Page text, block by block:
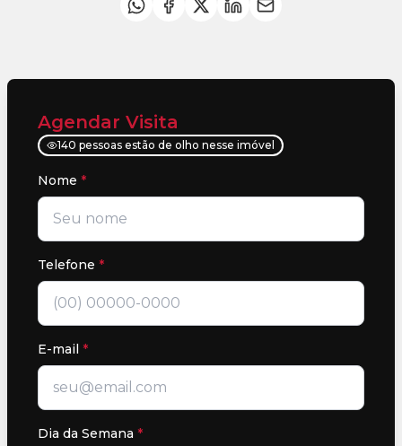
Agendar Visita
140 pessoas estão de olho nesse imóvel
Nome *
Telefone *
E-mail *
Dia da Semana *